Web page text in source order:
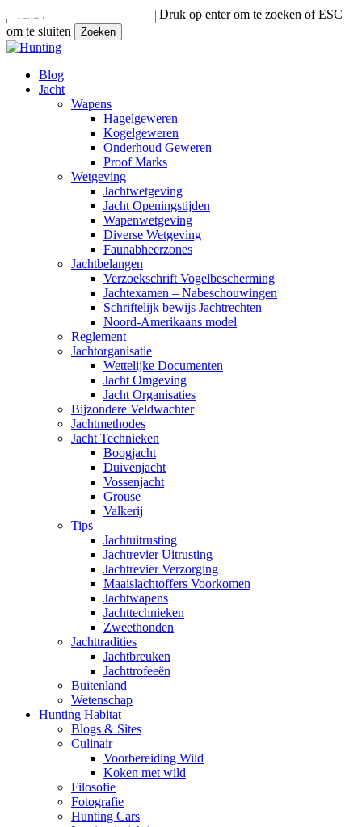
naar
hoofdinhoud
Druk op enter om te zoeken of ESC
om te sluiten
Zoeken
Close
Zoeken
Menu
Blog
Jacht
Wapens
Hagelgeweren
Kogelgeweren
Onderhoud Geweren
Proof Marks
Wetgeving
Jachtwetgeving
Jacht Openingstijden
Wapenwetgeving
Diverse Wetgeving
Faunabheerzones
Jachtbelangen
Verzoekschrift Vogelbescherming
Jachtexamen – Nabeschouwingen
Schriftelijk bewijs Jachtrechten
Noord-Amerikaans model
Reglement
Jachtorganisatie
Wettelijke Documenten
Jacht Omgeving
Jacht Organisaties
Bijzondere Veldwachter
Jachtmethodes
Jacht Technieken
Boogjacht
Duivenjacht
Vossenjacht
Grouse
Valkerij
Tips
Jachtuitrusting
Jachtrevier Uitrusting
Jachtrevier Verzorging
Maaislachtoffers Voorkomen
Jachtwapens
Jachttechnieken
Zweethonden
Jachttradities
Jachtbreuken
Jachttrofeeën
Buitenland
Wetenschap
Hunting Habitat
Blogs & Sites
Culinair
Voorbereiding Wild
Koken met wild
Filosofie
Fotografie
Hunting Cars